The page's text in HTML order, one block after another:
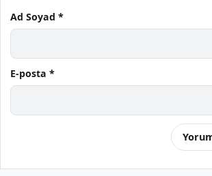
Ad Soyad *
E-posta *